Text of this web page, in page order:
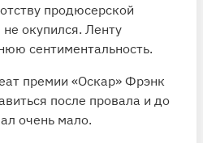
продюсерской
окупился. Ленту
сентиментальность.
премии «Оскар» Фрэнк
после провала и до
очень мало.